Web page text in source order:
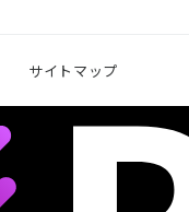
サイトマップ